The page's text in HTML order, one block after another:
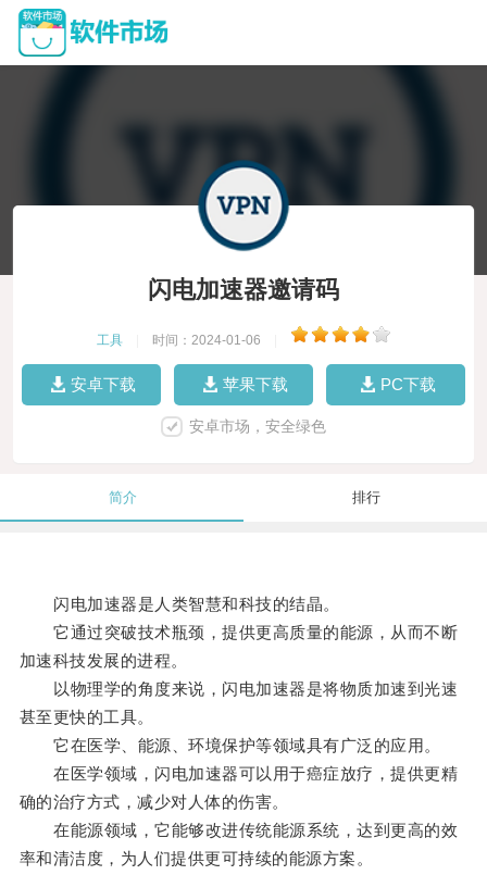
闪电加速器邀请码
工具 时间：2024-01-06
安卓下载 苹果下载 PC下载
安卓市场，安全绿色
简介 排行
闪电加速器是人类智慧和科技的结晶。
它通过突破技术瓶颈，提供更高质量的能源，从而不断
加速科技发展的进程。
以物理学的角度来说，闪电加速器是将物质加速到光速
甚至更快的工具。
它在医学、能源、环境保护等领域具有广泛的应用。
在医学领域，闪电加速器可以用于癌症放疗，提供更精
确的治疗方式，减少对人体的伤害。
在能源领域，它能够改进传统能源系统，达到更高的效
率和清洁度，为人们提供更可持续的能源方案。